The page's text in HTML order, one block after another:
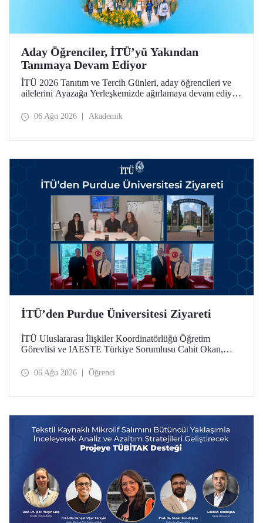
Aday Öğrenciler, İTÜ’yü Yakından
Tanımaya Devam Ediyor
İTÜ 2026 Tanıtım ve Tercih Günleri, aday öğrencileri ve
ailelerini Ayazağa Yerleşkemizde ağırlamaya devam ediyor.
ilgili fakülte ve birimler adaylara bilgi vermeye devam
06 Ağu 2026 Akademik
İTÜ’den Purdue Üniversitesi Ziyareti
İTÜ Uluslararası İlişkiler Koordinatörlüğü Öğretim
Görevlisi ve IAESTE Türkiye Sorumlusu Cahit Okan,
Temmuz tarihlerinde ABD’de dünyanın önde gelen
06 Ağu 2026 Öğrenci